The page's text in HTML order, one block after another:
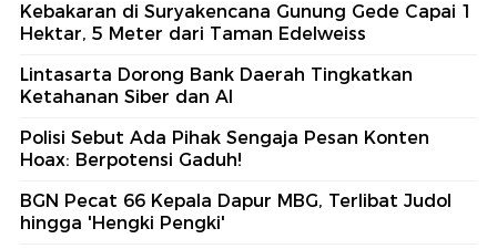
Kebakaran di Suryakencana Gunung Gede Capai 1
Hektar, 5 Meter dari Taman Edelweiss
Lintasarta Dorong Bank Daerah Tingkatkan
Ketahanan Siber dan AI
Polisi Sebut Ada Pihak Sengaja Pesan Konten
Hoax: Berpotensi Gaduh!
BGN Pecat 66 Kepala Dapur MBG, Terlibat Judol
hingga 'Hengki Pengki'